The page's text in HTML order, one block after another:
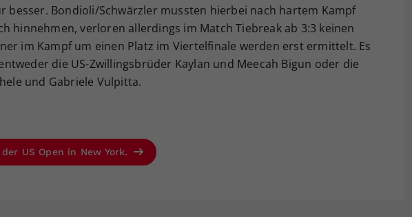
besser. Bondioli/Schwärzler mussten hierbei nach hartem Kampf
hinnehmen, verloren allerdings im Match Tiebreak ab 3:3 keinen
im Kampf um einen Platz im Viertelfinale werden erst ermittelt. Es
die US-Zwillingsbrüder Kaylan und Meecah Bigun oder die
und Gabriele Vulpitta.
US Open in New York.